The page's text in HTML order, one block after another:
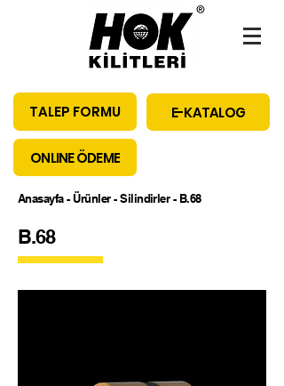
TALEP FORMU E-KATALOG
ONLINE ÖDEME
Anasayfa- Ürünler-Silindirler- B.68
B.68